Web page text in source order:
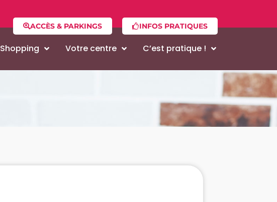
ACCÈS & PARKINGS INFOS PRATIQUES
Shopping Votre centre C’est pratique !